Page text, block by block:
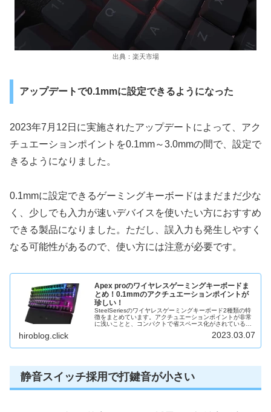
出典：楽天市場
アップデートで0.1mmに設定できるようになった
2023年7月12日に実施されたアップデートによって、アク
チュエーションポイントを0.1mm～3.0mmの間で、設定で
きるようになりました。
0.1mmに設定できるゲーミングキーボードはまだまだ少な
く、少しでも入力が速いデバイスを使いたい方におすすめ
できる製品になりました。ただし、誤入力も発生しやすく
なる可能性があるので、使い方には注意が必要です。
Apex proのワイヤレスゲーミングキーボードま
とめ！0.1mmのアクチュエーションポイントが
珍しい！
SteelSeriesのワイヤレスゲーミングキーボード2種類の特
徴をまとめています。アクチュエーションポイントが非常
に浅いことと、コンパクトで省スペース化がされているな
hiroblog.click 2023.03.07
静音スイッチ採用で打鍵音が小さい